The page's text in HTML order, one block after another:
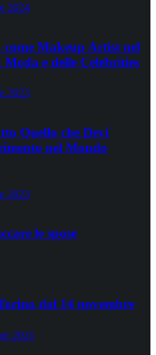
2024
Makeup Artist nel
e delle Celebrities
2023
Quello che Devi
nel Mondo
2023
le spose
dal 14 novembre
2021